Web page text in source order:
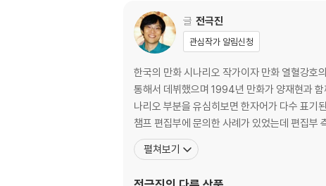
글 전극진
관심작가 알림신청
한국의 만화 시나리오 작가이자 만화 열혈강
통해서 데뷔했으며 1994년 만화가 양재현과
나리오 부분을 유심히보면 한자어가 다수 표기
챔프 편집부에 문의한 사례가 있었는데 편집부
펼쳐보기